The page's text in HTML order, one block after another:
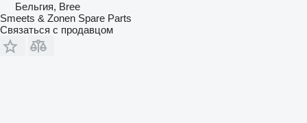
Бельгия, Bree
Smeets & Zonen Spare Parts
Связаться с продавцом